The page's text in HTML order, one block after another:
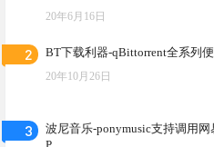
20年6月16日
2 BT下载利器-qBittorrent全系列
20年10月26日
3
波尼音乐-ponymusic支持调用